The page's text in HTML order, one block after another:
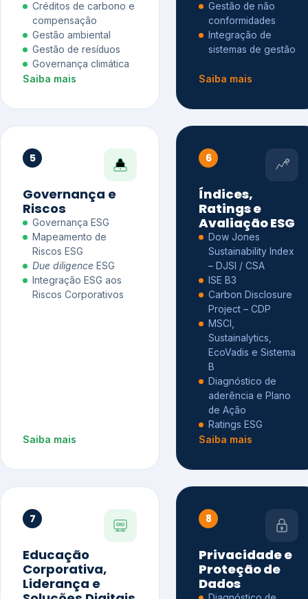
Créditos de carbono e
compensação
Gestão ambiental
Gestão de resíduos
Governança climática
Saiba mais
Gestão de não
conformidades
Integração de
sistemas de gestão
Saiba mais
5
Governança e
Riscos
Governança ESG
Mapeamento de
Riscos ESG
Due diligence ESG
Integração ESG aos
Riscos Corporativos
Saiba mais
6
Índices,
Ratings e
Avaliação ESG
Dow Jones
Sustainability Index
– DJSI / CSA
ISE B3
Carbon Disclosure
Project – CDP
MSCI,
Sustainalytics,
EcoVadis e Sistema
B
Diagnóstico de
aderência e Plano
de Ação
Ratings ESG
Saiba mais
7
Educação
Corporativa,
Liderança e
8
Privacidade e
Proteção de
Dados